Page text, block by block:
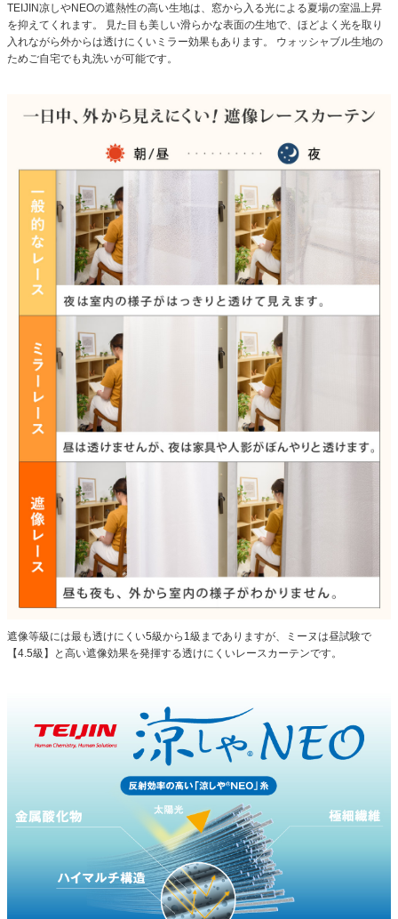
TEIJIN凉しやNEOの遮熱性の高い生地は、窓から入る光による夏場の室温上昇
を抑えてくれます。
見た目も美しい滑らかな表面の生地で、ほどよく光を取り
入れながら外からは透けにくいミラー効果もあります。
ウォッシャブル生地の
ためご自宅でも丸洗いが可能です。
遮像等級には最も透けにくい5級から1級までありますが、ミーヌは昼試験で
【4.5級】と高い遮像効果を発揮する透けにくいレースカーテンです。